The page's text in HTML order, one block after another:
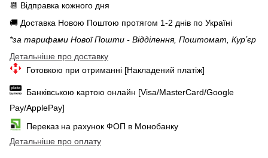
📆 Відправка кожного дня
🚚 Доставка Новою Поштою протягом 1-2 днів по Україні
*за тарифами Нової Пошти - Відділення, Поштомат, Курʼєр
Детальніше про доставку
Готовкою при отриманні [Накладений платіж]
Банківською картою онлайн [Visa/MasterCard/Google
Pay/ApplePay]
Переказ на рахунок ФОП в Монобанку
Детальніше про оплату